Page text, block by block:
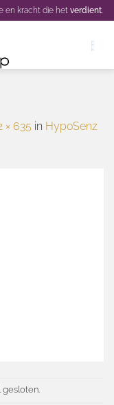
en kracht die het verdient.
× 635 in HypoSenz
gesloten.